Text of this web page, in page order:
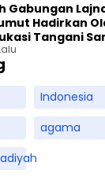
Gabungan
Hadirkan
Tangani
Indonesia
agama